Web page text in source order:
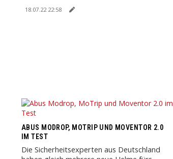
18.07.22 22:58
ABUS MODROP, MOTRIP UND MOVENTOR 2.0
IM TEST
Die Sicherheitsexperten aus Deutschland